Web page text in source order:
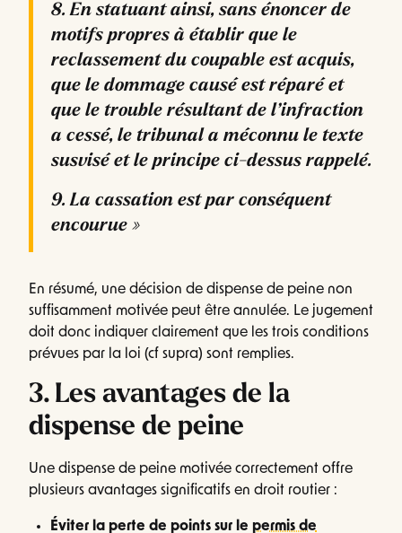
8. En statuant ainsi, sans énoncer de
motifs propres à établir que le
reclassement du coupable est acquis,
que le dommage causé est réparé et
que le trouble résultant de l’infraction
a cessé, le tribunal a méconnu le texte
susvisé et le principe ci-dessus rappelé.
9. La cassation est par conséquent
encourue »
En résumé, une décision de dispense de peine non
suffisamment motivée peut être annulée. Le jugement
doit donc indiquer clairement que les trois conditions
prévues par la loi (cf supra) sont remplies.
3. Les avantages de la
dispense de peine
Une dispense de peine motivée correctement offre
plusieurs avantages significatifs en droit routier :
Éviter la perte de points sur le permis de